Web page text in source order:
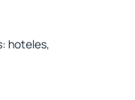
hoteles,